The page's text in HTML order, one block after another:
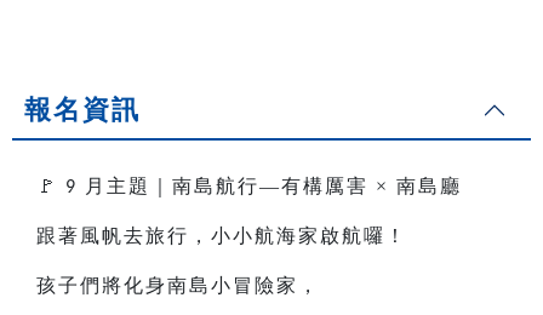
報名資訊
🚩 9 月主題｜南島航行—有構厲害 × 南島廳
跟著風帆去旅行，小小航海家啟航囉！
孩子們將化身南島小冒險家，